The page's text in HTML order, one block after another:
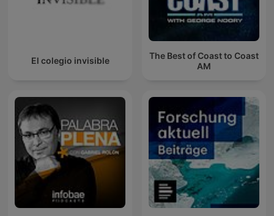
El colegio invisible
The Best of Coast to Coast
AM